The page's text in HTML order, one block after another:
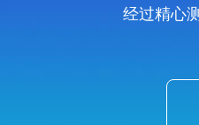
经过精心